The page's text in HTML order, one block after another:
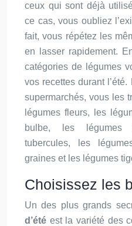
ceux qui sont déjà
ce cas, vous oubliez
fait, vous répétez les
en lasser rapidement.
catégories de légumes
vos recettes durant
supermarchés, vous les
légumes fleurs, les
bulbe, les légumes
tubercules, les
graines et les légumes
Choisissez les
Un des plus grands
d’été est la variété des